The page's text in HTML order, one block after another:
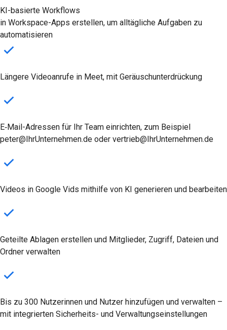
KI-basierte Workflows
in Workspace-Apps erstellen, um alltägliche Aufgaben zu
automatisieren
Längere Videoanrufe in Meet, mit Geräuschunterdrückung
E‑Mail-Adressen für Ihr Team einrichten, zum Beispiel
peter@IhrUnternehmen.de oder vertrieb@IhrUnternehmen.de
Videos in Google Vids mithilfe von KI generieren und bearbeiten
Geteilte Ablagen erstellen und Mitglieder, Zugriff, Dateien und
Ordner verwalten
Bis zu 300 Nutzerinnen und Nutzer hinzufügen und verwalten –
mit integrierten Sicherheits- und Verwaltungseinstellungen